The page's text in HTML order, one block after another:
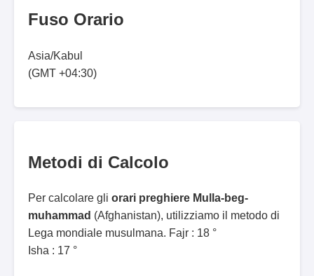
Fuso Orario
Asia/Kabul
(GMT +04:30)
Metodi di Calcolo
Per calcolare gli orari preghiere Mulla-beg-
muhammad (Afghanistan), utilizziamo il metodo di
Lega mondiale musulmana. Fajr : 18 °
Isha : 17 °